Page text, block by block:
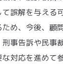
誤解を与える
め、今後、顧
事告訴や民事
対応を進めて